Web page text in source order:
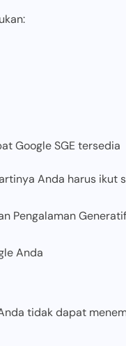
Google SGE tersedia
Anda harus ikut
Pengalaman
Anda
tidak dapat